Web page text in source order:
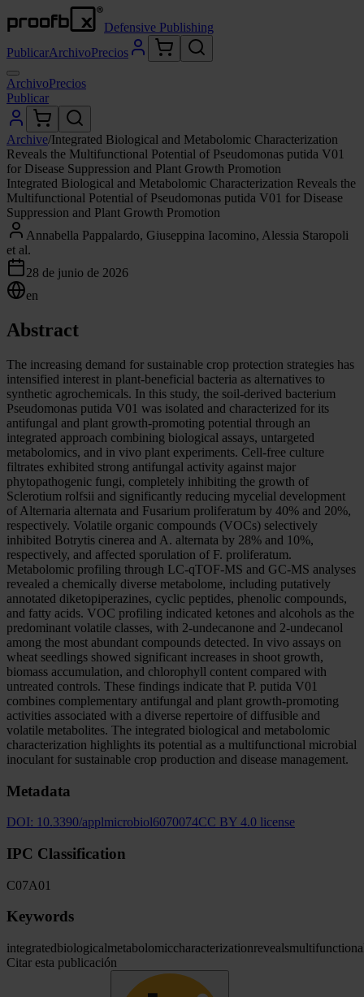
Defensive Publishing
PublicarArchivoPrecios
ArchivoPrecios
Publicar
Archive/Integrated Biological and Metabolomic Characterization
Reveals the Multifunctional Potential of Pseudomonas putida V01
for Disease Suppression and Plant Growth Promotion
Integrated Biological and Metabolomic Characterization Reveals the
Multifunctional Potential of Pseudomonas putida V01 for Disease
Suppression and Plant Growth Promotion
Annabella Pappalardo, Giuseppina Iacomino, Alessia Staropoli
et al.
28 de junio de 2026
en
Abstract
The increasing demand for sustainable crop protection strategies has
intensified interest in plant-beneficial bacteria as alternatives to
synthetic agrochemicals. In this study, the soil-derived bacterium
Pseudomonas putida V01 was isolated and characterized for its
antifungal and plant growth-promoting potential through an
integrated approach combining biological assays, untargeted
metabolomics, and in vivo plant experiments. Cell-free culture
filtrates exhibited strong antifungal activity against major
phytopathogenic fungi, completely inhibiting the growth of
Sclerotium rolfsii and significantly reducing mycelial development
of Alternaria alternata and Fusarium proliferatum by 40% and 20%,
respectively. Volatile organic compounds (VOCs) selectively
inhibited Botrytis cinerea and A. alternata by 28% and 10%,
respectively, and affected sporulation of F. proliferatum.
Metabolomic profiling through LC-qTOF-MS and GC-MS analyses
revealed a chemically diverse metabolome, including putatively
annotated diketopiperazines, cyclic peptides, phenolic compounds,
and fatty acids. VOC profiling indicated ketones and alcohols as the
predominant volatile classes, with 2-undecanone and 2-undecanol
among the most abundant compounds detected. In vivo assays on
wheat seedlings showed significant increases in shoot growth,
biomass accumulation, and chlorophyll content compared with
untreated controls. These findings indicate that P. putida V01
combines complementary antifungal and plant growth-promoting
activities associated with a diverse repertoire of diffusible and
volatile metabolites. The integrated biological and metabolomic
characterization highlights its potential as a multifunctional microbial
inoculant for sustainable crop production and disease management.
Metadata
DOI: 10.3390/applmicrobiol6070074CC BY 4.0 license
IPC Classification
C07A01
Keywords
integratedbiologicalmetabolomiccharacterizationreveals
Citar esta publicación